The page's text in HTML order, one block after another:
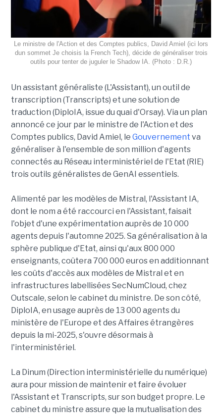
Le ministre de l'Action et des Comptes publics, David Amiel (ici lors
dun sommet Je choisis la French Tech), décide de généraliser trois
outils pour tenter de juguler le Shadow IA. (Photo : D.R.)
Un assistant généraliste (L'Assistant), un outil de
transcription (Transcripts) et une solution de
traduction (DiploIA, issue du quai d'Orsay). Via un plan
annoncé ce jour par le ministre de l'Action et des
Comptes publics, David Amiel, le Gouvernement va
généraliser à l'ensemble de son million d'agents
connectés au Réseau interministériel de l'Etat (RIE)
trois outils généralistes de GenAI essentiels.
Alimenté par les modèles de Mistral, l'Assistant IA,
dont le nom a été raccourci en l'Assistant, faisait
l'objet d'une expérimentation auprès de 10 000
agents depuis l'automne 2025. Sa généralisation à la
sphère publique d'Etat, ainsi qu'aux 800 000
enseignants, coûtera 700 000 euros en additionnant
les coûts d'accès aux modèles de Mistral et en
infrastructures labellisées SecNumCloud, chez
Outscale, selon le cabinet du ministre. De son côté,
DiploIA, en usage auprès de 13 000 agents du
ministère de l'Europe et des Affaires étrangères
depuis la mi-2025, s'ouvre désormais à
l'interministériel.
La Dinum (Direction interministérielle du numérique)
aura pour mission de maintenir et faire évoluer
l'Assistant et Transcripts, sur son budget propre. Le
cabinet du ministre assure que la mutualisation des